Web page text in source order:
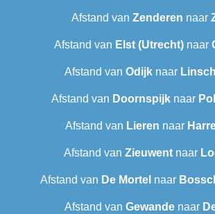
Afstand van Zenderen naar
Afstand van Elst (Utrecht)naar
Afstand van Odijknaar
Afstand van Doornspijk naar
Afstand van Lieren naar
Afstand van Zieuwentnaar
Afstand van De Mortel naar
Afstand van Gewandenaar